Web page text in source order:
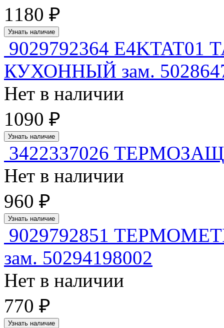
1180 ₽
Узнать наличие
9029792364
КУХОННЫЙ зам.
Нет в наличии
1090 ₽
Узнать наличие
3422337026
Нет в наличии
960 ₽
Узнать наличие
9029792851
зам. 50294198002
Нет в наличии
770 ₽
Узнать наличие